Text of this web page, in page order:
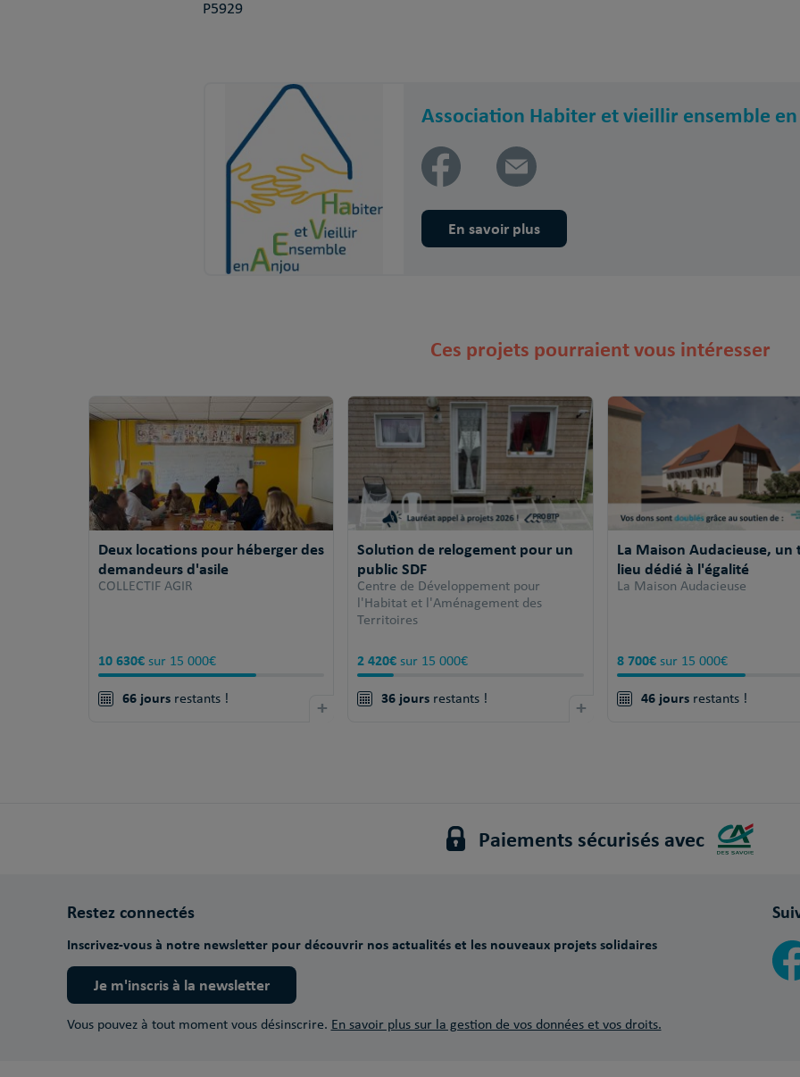
P5929
Association Habiter et vieillir ensemble
En savoir plus
Ces projets pourraient vous intéresser
Deux locations pour héberger des
demandeurs d'asile
COLLECTIF AGIR
10 630€ sur 15 000€
66 jours restants ! +
Solution de relogement pour un
public SDF
Centre de Développement pour
l'Habitat et l'Aménagement des
Territoires
2 420€ sur 15 000€
36 jours restants ! +
La Maison Audacieuse, un
lieu dédié à l'égalité
La Maison Audacieuse
8 700€sur 15 000€
46 joursrestants !
Paiements sécurisés avec
Restez connectés
Inscrivez-vous à notre newsletter pour découvrir nos actualités et les nouveaux projets solidaires
Je m'inscris à la newsletter
Vous pouvez à tout moment vous désinscrire. En savoir plus sur la gestion de vos données et vos droits.